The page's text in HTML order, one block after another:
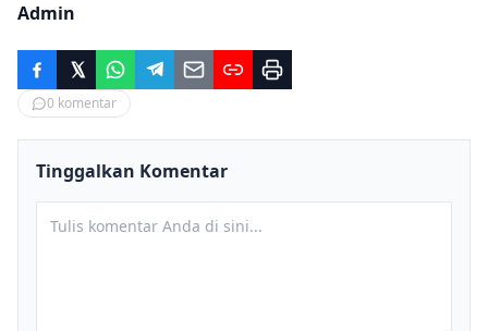
Admin
0 komentar
Tinggalkan Komentar